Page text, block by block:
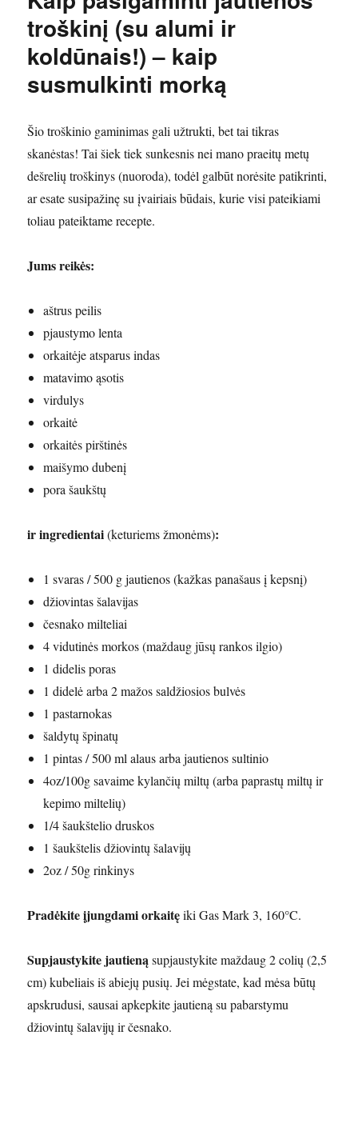
troškinį (su alumi ir
koldūnais!) – kaip
susmulkinti morką
Šio troškinio gaminimas gali užtrukti, bet tai tikras
skanėstas! Tai šiek tiek sunkesnis nei mano praeitų metų
dešrelių troškinys (nuoroda), todėl galbūt norėsite patikrinti,
ar esate susipažinę su įvairiais būdais, kurie visi pateikiami
toliau pateiktame recepte.
Jums reikės:
aštrus peilis
pjaustymo lenta
orkaitėje atsparus indas
matavimo ąsotis
virdulys
orkaitė
orkaitės pirštinės
maišymo dubenį
pora šaukštų
ir ingredientai(keturiems žmonėms):
1 svaras / 500 g jautienos (kažkas panašaus į kepsnį)
džiovintas šalavijas
česnako milteliai
4 vidutinės morkos (maždaug jūsų rankos ilgio)
1 didelis poras
1 didelė arba 2 mažos saldžiosios bulvės
1 pastarnokas
šaldytų špinatų
1 pintas / 500 ml alaus arba jautienos sultinio
4oz/100g savaime kylančių miltų (arba paprastų miltų ir
kepimo miltelių)
1/4 šaukštelio druskos
1 šaukštelis džiovintų šalavijų
2oz / 50g rinkinys
Pradėkite įjungdami orkaitęiki Gas Mark 3, 160°C.
Supjaustykite jautienąsupjaustykite maždaug 2 colių (2,5
cm) kubeliais iš abiejų pusių. Jei mėgstate, kad mėsa būtų
apskrudusi, sausai apkepkite jautieną su pabarstymu
džiovintų šalavijų ir česnako.